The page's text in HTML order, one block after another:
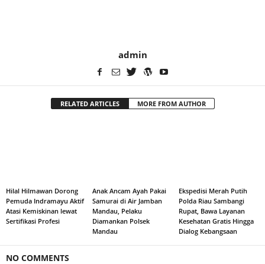
admin
RELATED ARTICLES MORE FROM AUTHOR
Hilal Hilmawan Dorong
Pemuda Indramayu Aktif
Atasi Kemiskinan lewat
Sertifikasi Profesi
Anak Ancam Ayah Pakai
Samurai di Air Jamban
Mandau, Pelaku
Diamankan Polsek
Mandau
Ekspedisi Merah Putih
Polda Riau Sambangi
Rupat, Bawa Layanan
Kesehatan Gratis Hingga
Dialog Kebangsaan
NO COMMENTS